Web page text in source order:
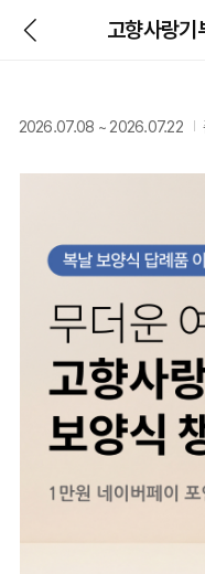
뒤
고향사랑기
2026.07.08 ~ 2026.07.22